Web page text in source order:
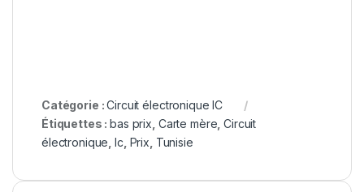
Catégorie :Circuit électronique IC
Étiquettes :bas prix Carte mère ,Circuit
électronique ,Ic Prix Tunisie